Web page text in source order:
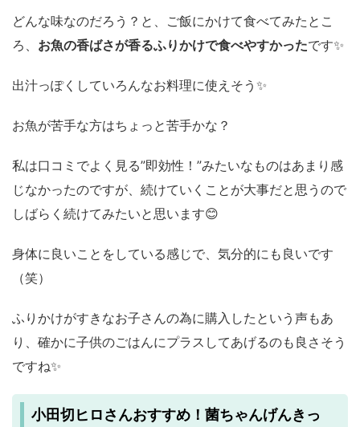
どんな味なのだろう？と、ご飯にかけて食べてみたとこ
ろ、 お魚の香ばさが香るふりかけで食べやすかったです✨
出汁っぽくしていろんなお料理に使えそう✨
お魚が苦手な方はちょっと苦手かな？
私は口コミでよく見る”即効性！”みたいなものはあまり感
じなかったのですが、続けていくことが大事だと思うので
しばらく続けてみたいと思います😊
身体に良いことをしている感じで、気分的にも良いです
（笑）
ふりかけがすきなお子さんの為に購入したという声もあ
り、確かに子供のごはんにプラスしてあげるのも良さそう
ですね✨
小田切ヒロさんおすすめ！菌ちゃんげんきっ